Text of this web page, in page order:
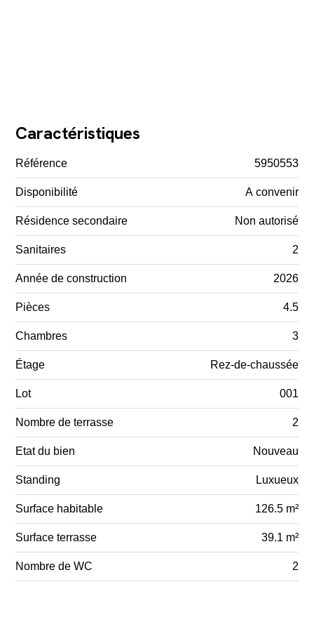
Caractéristiques
Référence 5950553
Disponibilité A convenir
Résidence secondaire Non autorisé
Sanitaires 2
Année de construction 2026
Pièces 4.5
Chambres 3
Étage Rez-de-chaussée
Lot 001
Nombre de terrasse 2
Etat du bien Nouveau
Standing Luxueux
Surface habitable 126.5 m²
Surface terrasse 39.1 m²
Nombre de WC 2